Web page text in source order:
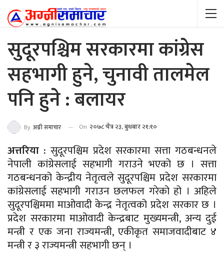
सुदूरपश्चिम सरकारमा कांग्रेस
सहभागी हुने, चुनावी तालमेल
पनि हुने : बलायर
By अग्नी समाचार On २०७८ चैत्र २३, बुधबार २१:१०
अत्तरिया : सुदूरपश्चिम प्रदेश सरकारमा सत्ता गठबन्धनले
नेपाली कांग्रेसलाई सहभागी गराउने भएको छ । सत्ता
गठबन्धनको केन्द्रीय नेतृत्वले सुदूरपश्चिम प्रदेश सरकारमा
कांग्रेसलाई सहभागी गराउन छलफल गरेको हो । अहिले
सुदूरपश्चिममा माओवादी केन्द्र नेतृत्वको प्रदेश सरकार छ ।
प्रदेश सरकारमा माओवादी केन्द्रबाट मुख्यमन्त्री, अन्य दुई
मन्त्री र एक जना राज्यमन्त्री, एकीकृत समाजवादीबाट ४
मन्त्री र ३ राज्यमन्त्री सहभागी छन् ।